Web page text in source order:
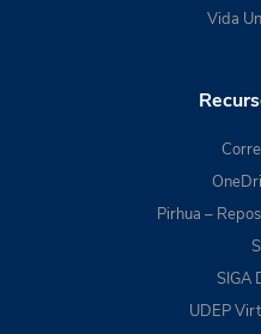
Vida
Pirhua –
SIGA
UDEP